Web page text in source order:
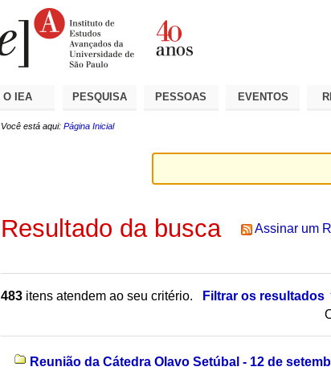
O IEA PESQUISA PESSOAS EVENTOS
Você está aqui: Página Inicial
Resultado da busca Assinar um
483 itens atendem ao seu critério.
Filtrar os resultados
Reunião da Cátedra Olavo Setúbal - 12 de